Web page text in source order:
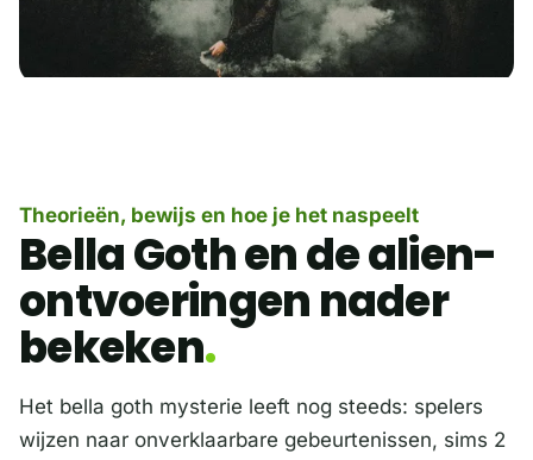
Theorieën, bewijs en hoe je het naspeelt
Bella Goth en de alien-
ontvoeringen nader
bekeken
Het bella goth mysterie leeft nog steeds: spelers
wijzen naar onverklaarbare gebeurtenissen, sims 2